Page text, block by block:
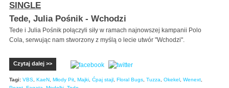
SINGLE
Tede, Julia Pośnik - Wchodzi
Tede i Julia Pośnik połączyli siły w ramach najnowszej kampanii Polo
Cola, serwując nam stworzony z myślą o lecie utwór "Wchodzi".
Czytaj dalej >>
Tagi: VBS, KaeN, Młody Pit, Majki, Ćpaj stajl, Floral Bugs, Tuzza, Okekel, Wenext,